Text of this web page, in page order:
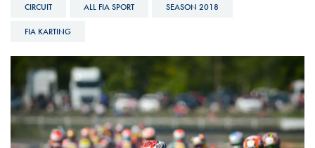
CIRCUIT ALL FIA SPORT SEASON 2018
FIA KARTING